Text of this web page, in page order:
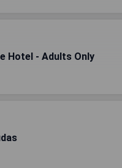
Hotel - Adults Only